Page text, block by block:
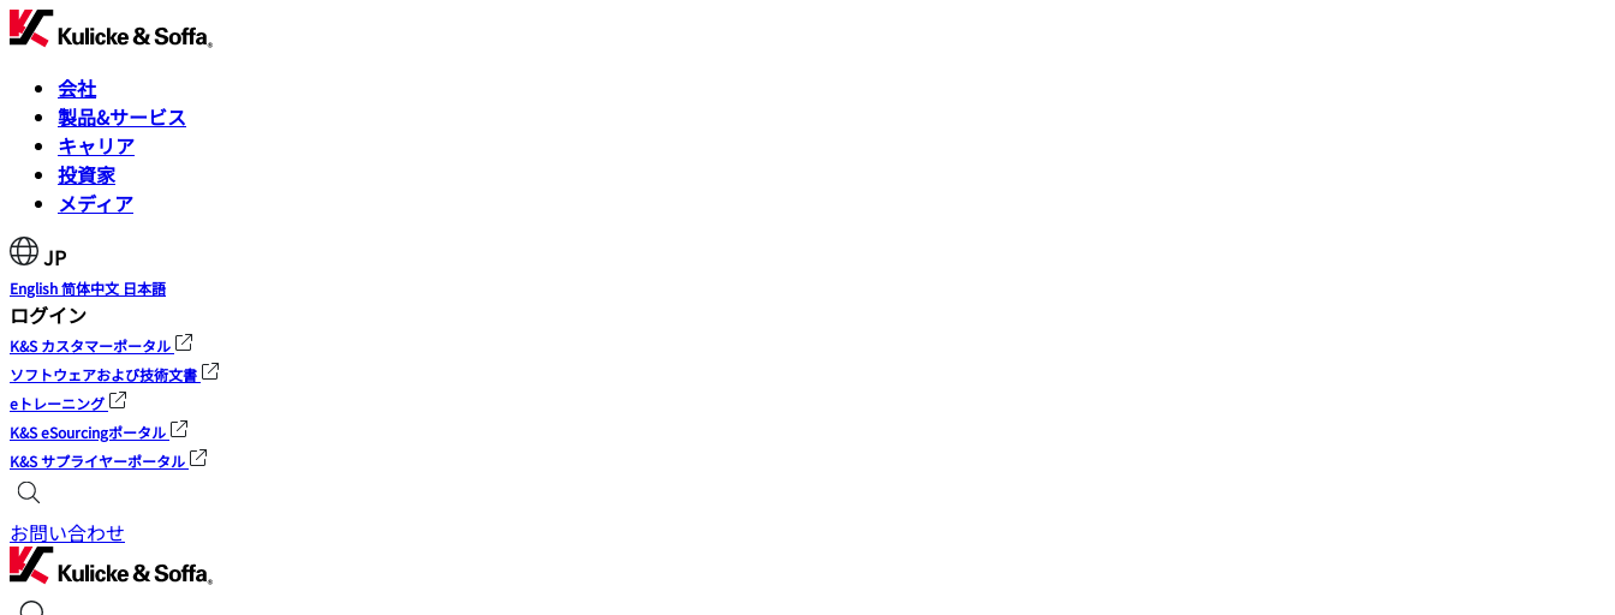
会社
製品&サービス
キャリア
投資家
メディア
JP
English简体中文 日本語
ログイン
K&S カスタマーポータル
ソフトウェアおよび技術文書
eトレーニング
K&S eSourcingポータル
K&S サプライヤーポータル
お問い合わせ